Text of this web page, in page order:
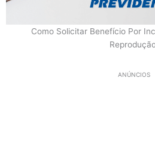
Como Solicitar Benefício Por
ANÚNCIOS